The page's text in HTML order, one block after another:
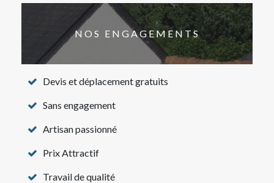
NOS ENGAGEMENTS
Devis et déplacement gratuits
Sans engagement
Artisan passionné
Prix Attractif
Travail de qualité